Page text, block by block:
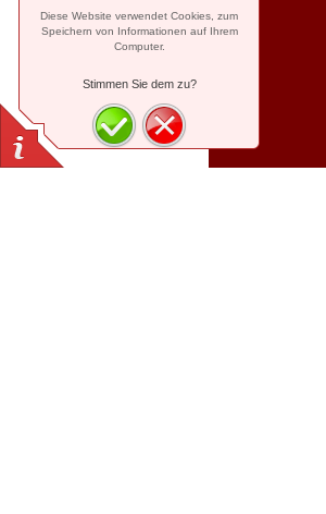
Diese Website verwendet Cookies, zum
Speichern von Informationen auf Ihrem
Computer.
Stimmen Sie dem zu?